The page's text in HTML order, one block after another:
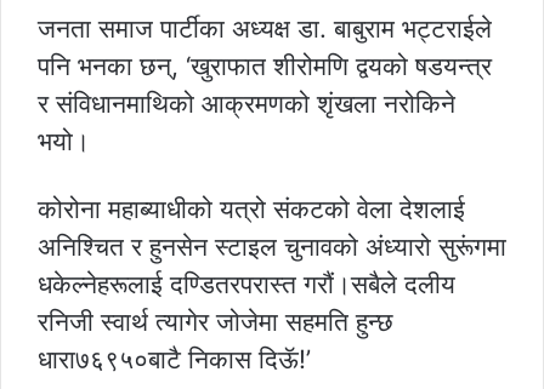
जनता समाज पार्टीका अध्यक्ष डा. बाबुराम भट्टराईले
पनि भनका छन्, ‘खुराफात शीरोमणि द्वयको षडयन्त्र
र संविधानमाथिको आक्रमणको शृंखला नरोकिने
भयो।
कोरोना महाब्याधीको यत्रो संकटको वेला देशलाई
अनिश्चित र हुनसेन स्टाइल चुनावको अंध्यारो सुरूंगमा
धकेल्नेहरूलाई दण्डितरपरास्त गरौं।सबैले दलीय
रनिजी स्वार्थ त्यागेर जोजेमा सहमति हुन्छ
धारा७६९५०बाटै निकास दिऊॅ!’